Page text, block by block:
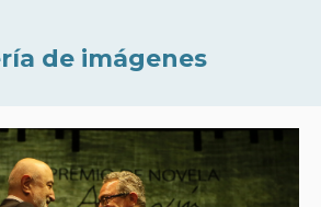
de imágenes